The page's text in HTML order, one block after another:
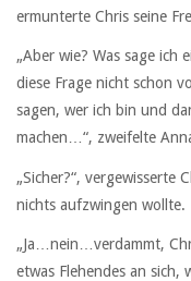
ermunterte Chris seine
„Aber wie? Was sage ich
diese Frage nicht schon
sagen, wer ich bin und
machen…“, zweifelte
„Sicher?“, vergewisserte
nichts aufzwingen wollte.
„Ja…nein…verdammt,
etwas Flehendes an sich,